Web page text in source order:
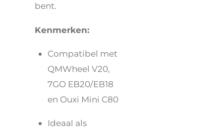
bent.
Kenmerken:
Compatibel met
QMWheel V20,
7GO EB20/EB18
en Ouxi Mini C80
Ideaal als